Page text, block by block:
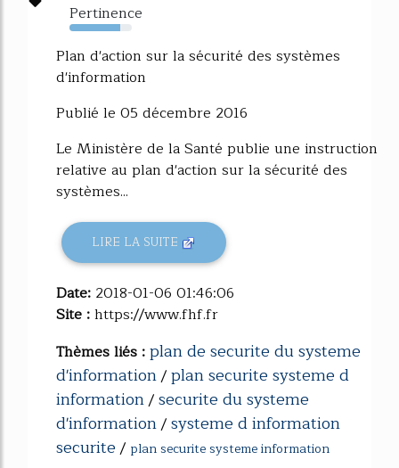
Pertinence
81%
Plan d'action sur la sécurité des systèmes
d'information
Publié le 05 décembre 2016
Le Ministère de la Santé publie une instruction
relative au plan d'action sur la sécurité des
systèmes...
LIRE LA SUITE
Date: 2018-01-06 01:46:06
Site :https://www.fhf.fr
Thèmes liés :plan de securite du systeme
d'information/plan securite systeme d
information/securite du systeme
d'information/systeme d information
securite/ plan securite systeme information